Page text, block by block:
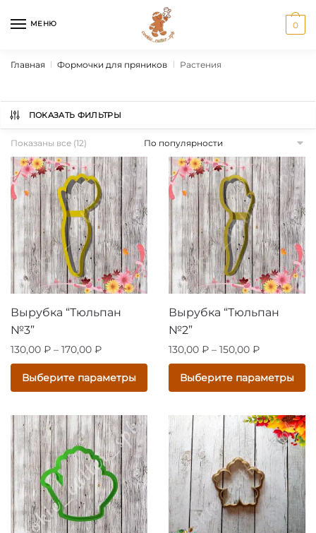
МЕНЮ 0
Главная | Формочки для пряников | Растения
ПОКАЗАТЬ ФИЛЬТРЫ
Показаны все (12)
по
популярности
Вырубка “Тюльпан
№3”
130,00 ₽ – 170,00 ₽Диапазон
цен:
130,00 ₽
–
Выберите параметры
Этот
товар
несколько
вариаций.
Опции
можно
выбрать
на
странице
Вырубка “Тюльпан
№2”
130,00 ₽ – 150,00 ₽Диапазон
цен:
130,00 ₽
–
Выберите параметры
Этот
товар
несколько
вариаций.
Опции
можно
выбрать
на
странице